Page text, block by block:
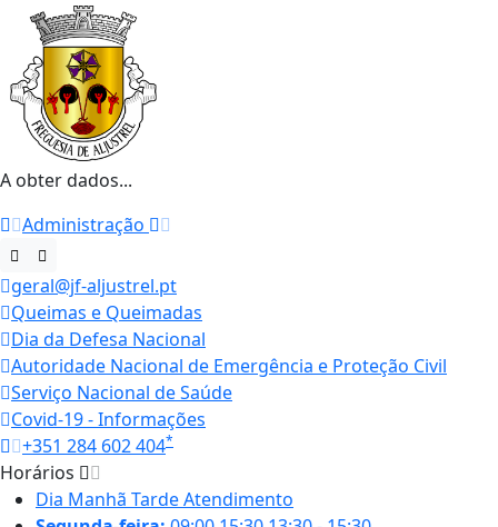
A obter dados...
Administração
geral@jf-aljustrel.pt
Queimas e Queimadas
Dia da Defesa Nacional
Autoridade Nacional de Emergência e Proteção Civil
Serviço Nacional de Saúde
Covid-19 - Informações
+351 284 602 404*
Horários
Dia Manhã TardeAtendimento